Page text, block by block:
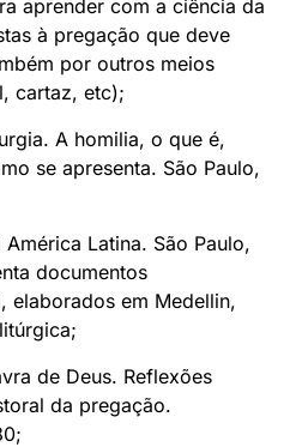
aprender com a ciência da
à pregação que deve
por outros meios
cartaz, etc);
A homilia, o que é,
se apresenta. São Paulo,
Latina. São Paulo,
documentos
elaborados em Medellin,
de Deus. Reflexões
da pregação.